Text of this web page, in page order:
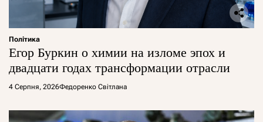
Політика
Егор Буркин о химии на изломе эпох и
двадцати годах трансформации отрасли
4 Серпня, 2026Федоренко Світлана